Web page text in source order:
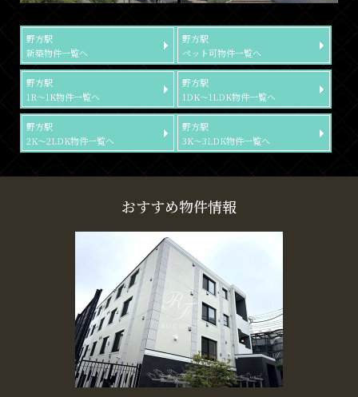
野方駅
新築物件一覧へ
野方駅
ペット可物件一覧へ
野方駅
1R～1K物件一覧へ
野方駅
1DK～1LDK物件一覧へ
野方駅
2K～2LDK物件一覧へ
野方駅
3K～3LDK物件一覧へ
おすすめ物件情報